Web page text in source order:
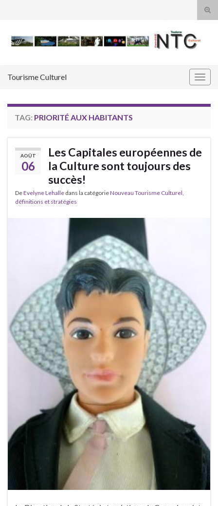
Tourisme Culturel
TAG: PRIORITÉ AUX HABITANTS
AOÛT
06
Les Capitales européennes de
la Culture sont toujours des
succès!
DeEvelyne Lehalle dans la catégorieNouveau Tourisme Culturel,
définitions et stratégies